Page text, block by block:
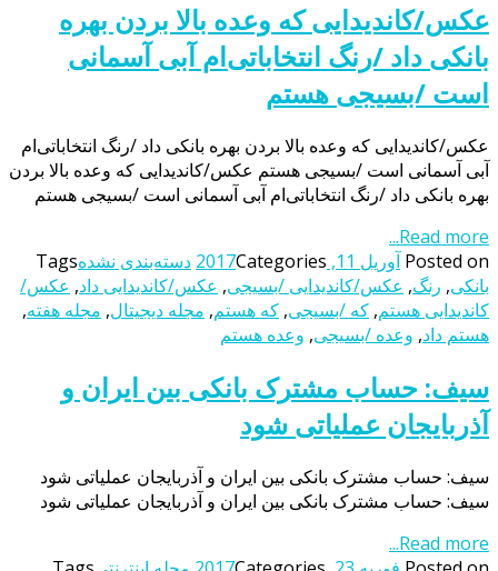
عکس/کاندیدایی که وعده بالا بردن بهره
بانکی داد /رنگ انتخاباتی‌ام آبی آسمانی
است /بسیجی هستم
عکس/کاندیدایی که وعده بالا بردن بهره بانکی داد /رنگ انتخاباتی‌ام
آبی آسمانی است /بسیجی هستم عکس/کاندیدایی که وعده بالا بردن
بهره بانکی داد /رنگ انتخاباتی‌ام آبی آسمانی است /بسیجی هستم
Read more...
Posted on آوریل 11, 2017 Categories دسته‌بندی نشدهTags
بانکی, رنگ, عکس/کاندیدایی /بسیجی, عکس/کاندیدایی داد, عکس/
کاندیدایی هستم, که /بسیجی, که هستم, مجله دیجیتال, مجله هفته,
هستم داد, وعده /بسیجی, وعده هستم
سیف: حساب مشترک بانکی بین ایران و
آذربایجان عملیاتی شود
سیف: حساب مشترک بانکی بین ایران و آذربایجان عملیاتی شود
سیف: حساب مشترک بانکی بین ایران و آذربایجان عملیاتی شود
Read more...